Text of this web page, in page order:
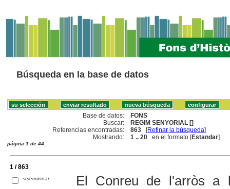
Búsqueda en la base de datos
Base de datos:
FONS
Buscar:
REGIM SENYORIAL []
Referencias encontradas:
863 [Refinar la búsqueda]
Mostrando:
1 .. 20 en el formato [Estandar]
página 1 de 44
1 / 863
seleccionar
El Conreu de l'arròs a